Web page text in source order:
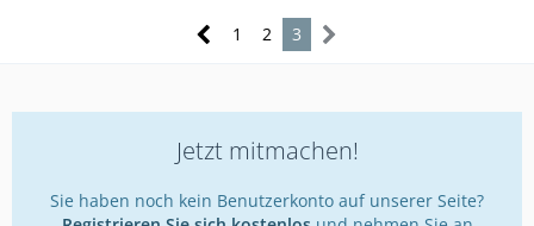
1 2 3
Jetzt mitmachen!
Sie haben noch kein Benutzerkonto auf unserer Seite?